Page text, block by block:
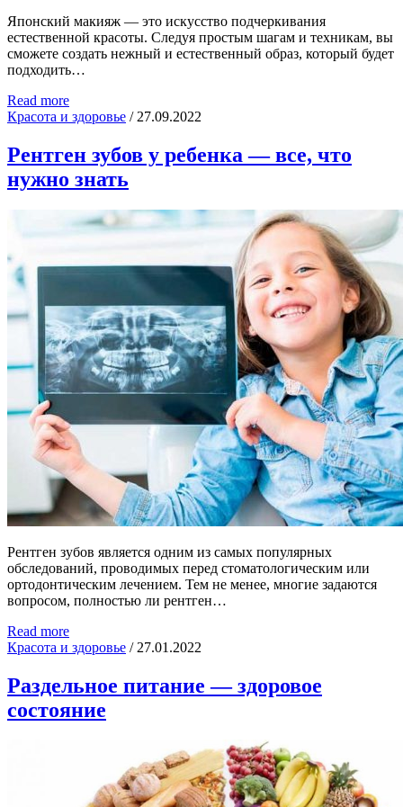
Японский макияж — это искусство подчеркивания
естественной красоты. Следуя простым шагам и техникам, вы
сможете создать нежный и естественный образ, который будет
подходить…
Read more
Красота и здоровье / 27.09.2022
Рентген зубов у ребенка — все, что
нужно знать
Рентген зубов является одним из самых популярных
обследований, проводимых перед стоматологическим или
ортодонтическим лечением. Тем не менее, многие задаются
вопросом, полностью ли рентген…
Read more
Красота и здоровье / 27.01.2022
Раздельное питание — здоровое
состояние